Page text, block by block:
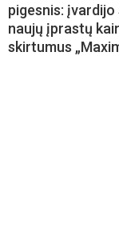
pigesnis: įvardijo
naujų įprastų
skirtumus